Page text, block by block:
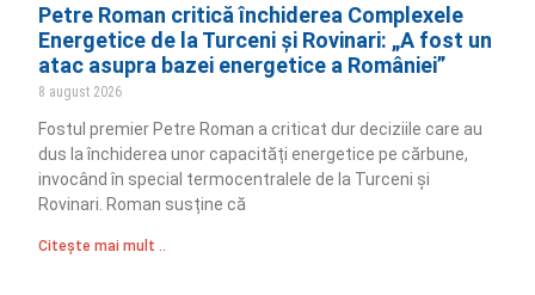
Petre Roman critică închiderea Complexele
Energetice de la Turceni și Rovinari: „A fost un
atac asupra bazei energetice a României”
8 august 2026
Fostul premier Petre Roman a criticat dur deciziile care au
dus la închiderea unor capacități energetice pe cărbune,
invocând în special termocentralele de la Turceni și
Rovinari. Roman susține că
Citește mai mult ..